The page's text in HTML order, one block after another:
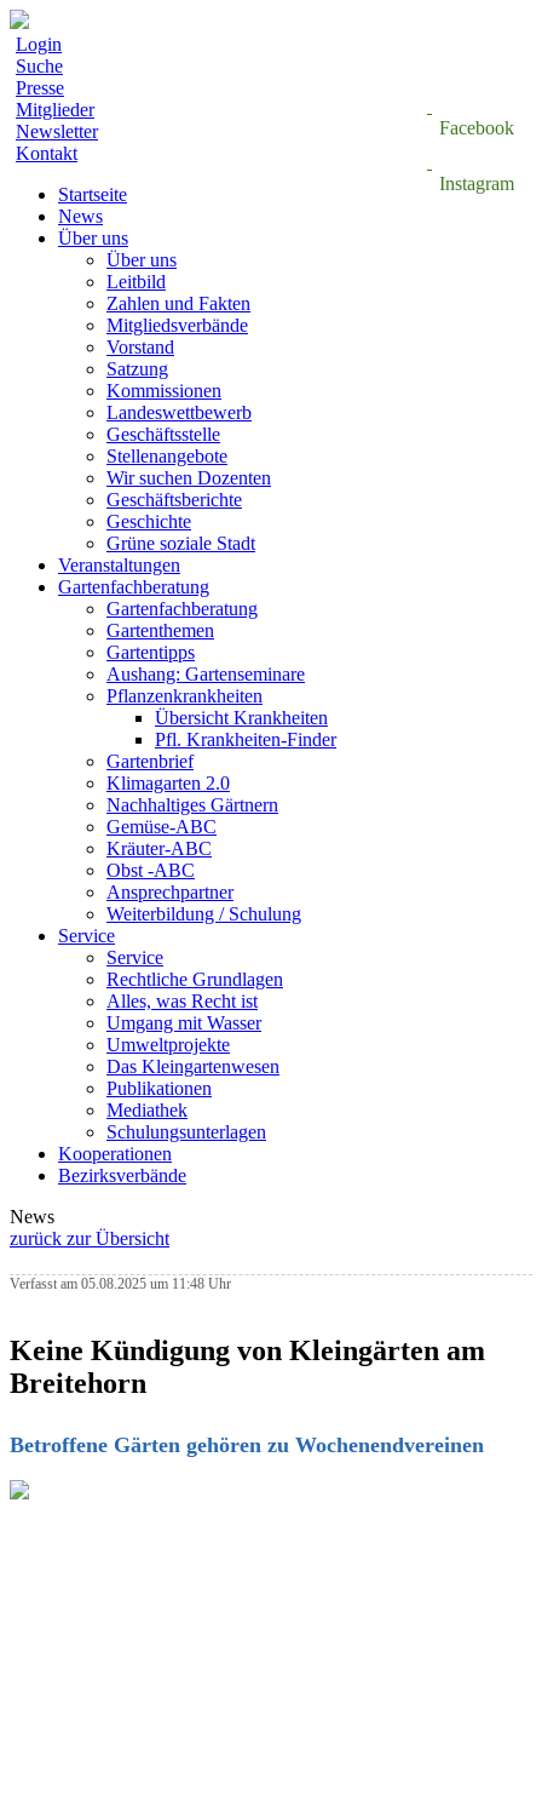
Login
Facebook
Instagram
Suche
Presse
Mitglieder
Newsletter
Kontakt
Startseite
News
Über uns
Über uns
Leitbild
Zahlen und Fakten
Mitgliedsverbände
Vorstand
Satzung
Kommissionen
Landeswettbewerb
Geschäftsstelle
Stellenangebote
Wir suchen Dozenten
Geschäftsberichte
Geschichte
Grüne soziale Stadt
Veranstaltungen
Gartenfachberatung
Gartenfachberatung
Gartenthemen
Gartentipps
Aushang: Gartenseminare
Pflanzenkrankheiten
Übersicht Krankheiten
Pfl. Krankheiten-Finder
Gartenbrief
Klimagarten 2.0
Nachhaltiges Gärtnern
Gemüse-ABC
Kräuter-ABC
Obst -ABC
Ansprechpartner
Weiterbildung / Schulung
Service
Service
Rechtliche Grundlagen
Alles, was Recht ist
Umgang mit Wasser
Umweltprojekte
Das Kleingartenwesen
Publikationen
Mediathek
Schulungsunterlagen
Kooperationen
Bezirksverbände
News
zurück zur Übersicht
Verfasst am 05.08.2025 um 11:48 Uhr
Keine Kündigung von Kleingärten am
Breitehorn
Betroffene Gärten gehören zu Wochenendvereinen